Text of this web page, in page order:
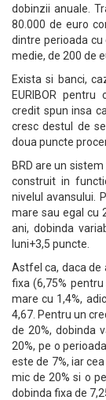
dobinzii anuale.
80.000 de euro
dintre perioada cu
medie, de 200 de
Exista si banci,
EURIBOR
credit spun insa
cresc destul de
doua puncte
BRD are un
construit in
nivelul avansului.
mare sau egal cu
ani, dobinda
luni+3,5 puncte.
Astfel ca, daca de
fixa (6,75%
mare cu 1,4%,
4,67. Pentru un
de 20%, dobinda
20%, pe o
este de 7%, iar
mic de 20% si o
dobinda fixa de